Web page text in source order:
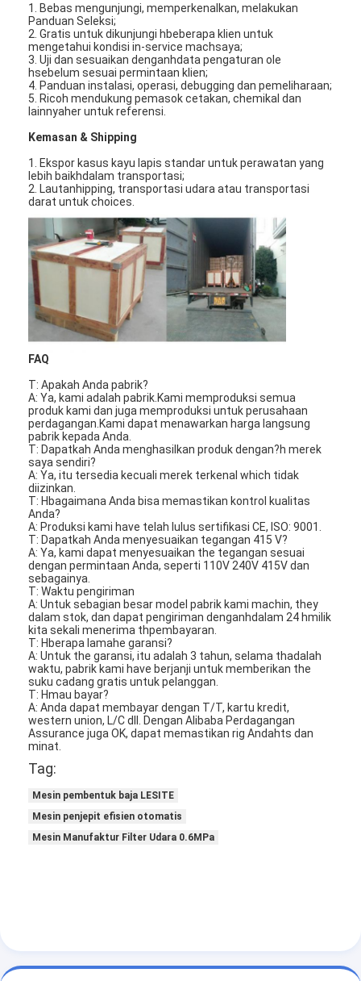
Rumah
Produk
Video
Tentang kami
Tur Pabrik
Kontrol Kualitas
Hubungi Kami
Berita
bicara sekarang
1. Bebas mengunjungi, memperkenalkan, melakukan
Panduan Seleksi;
2. Gratis untuk dikunjungi hbeberapa klien untuk
mengetahui kondisi in-service machsaya;
3. Uji dan sesuaikan denganhdata pengaturan ole
hsebelum sesuai permintaan klien;
4. Panduan instalasi, operasi, debugging dan pemeliharaan;
5. Ricoh mendukung pemasok cetakan, chemikal dan
lainnyaher untuk referensi.
Kemasan & Shipping
1. Ekspor kasus kayu lapis standar untuk perawatan yang
lebih baikhdalam transportasi;
2. Lautanhipping, transportasi udara atau transportasi
darat untuk choices.
FAQ
T: Apakah Anda pabrik?
A: Ya, kami adalah pabrik.Kami memproduksi semua
produk kami dan juga memproduksi untuk perusahaan
perdagangan.Kami dapat menawarkan harga langsung
pabrik kepada Anda.
T: Dapatkah Anda menghasilkan produk dengan?h merek
saya sendiri?
A: Ya, itu tersedia kecuali merek terkenal which tidak
diizinkan.
T: H bagaimana Anda bisa memastikan kontrol kualitas
Anda?
A: Produksi kami have telah lulus sertifikasi CE, ISO: 9001.
T: Dapatkah Anda menyesuaikan tegangan 415 V?
A: Ya, kami dapat menyesuaikan the tegangan sesuai
dengan permintaan Anda, seperti 110V 240V 415V dan
sebagainya.
T: Waktu pengiriman
A: Untuk sebagian besar model pabrik kami machin, they
dalam stok, dan dapat pengiriman denganhdalam 24 hmilik
kita sekali menerima thpembayaran.
T: H berapa lamahe garansi?
A: Untuk the garansi, itu adalah 3 tahun, selama thadalah
waktu, pabrik kami have berjanji untuk memberikan the
suku cadang gratis untuk pelanggan.
T: Hmau bayar?
A: Anda dapat membayar dengan T/T, kartu kredit,
western union, L/C dll. Dengan Alibaba Perdagangan
Assurance juga OK, dapat memastikan rig Andahts dan
minat.
Tag:
Mesin pembentuk baja LESITE
Mesin penjepit efisien otomatis
Mesin Manufaktur Filter Udara 0.6MPa